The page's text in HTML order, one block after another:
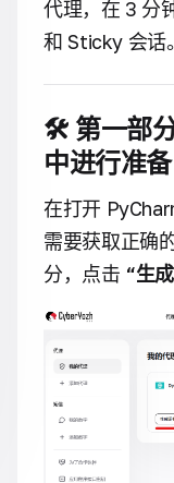
代理，在 3 分
和 Sticky 会话。
🛠 第一部
中进行准备
在打开
需要获取正确
分，点击 “生